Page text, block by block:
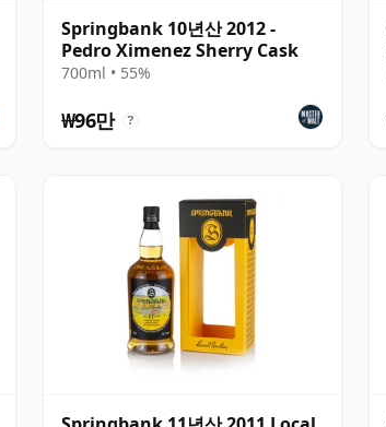
Springbank 10년산 2012 -
Pedro Ximenez Sherry Cask
700ml • 55%
₩96만 ?